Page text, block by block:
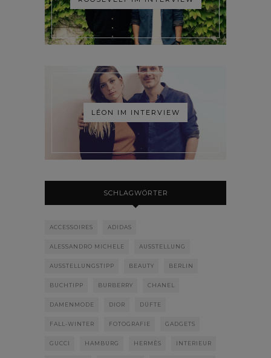
LÉON IM INTERVIEW
SCHLAGWÖRTER
ACCESSOIRES ADIDAS
ALESSANDRO MICHELE AUSSTELLUNG
AUSSTELLUNGSTIPP BEAUTY BERLIN
BUCHTIPP BURBERRY CHANEL
DAMENMODE DIOR DÜFTE
FALL-WINTER FOTOGRAFIE GADGETS
GUCCI HAMBURG HERMÈS INTERIEUR